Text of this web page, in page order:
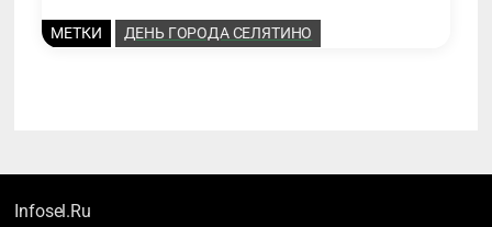
МЕТКИ ДЕНЬ ГОРОДА СЕЛЯТИНО
Infosel.Ru